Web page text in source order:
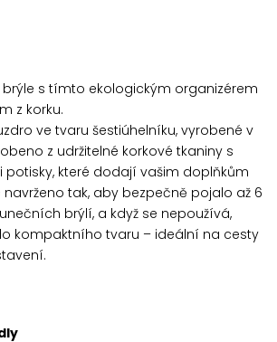
brýle s tímto ekologickým organizérem
z korku.
ve tvaru šestiúhelníku, vyrobené v
z udržitelné korkové tkaniny s
potisky, které dodají vašim doplňkům
tak, aby bezpečně pojalo až 6
brýlí, a když se nepoužívá,
kompaktního tvaru – ideální na cesty